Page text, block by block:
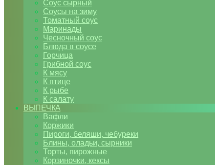
Соус сырный
Соусы на зиму
Томатный соус
Маринады
Чесночный соус
Блюда в соусе
Горчица
Грибной соус
К мясу
К птице
К рыбе
К салату
ВЫПЕЧКА
Вафли
Коржики
Пироги, беляши, чебуреки
Блины, оладьи, сырники
Торты, пирожные
Корзиночки, кексы